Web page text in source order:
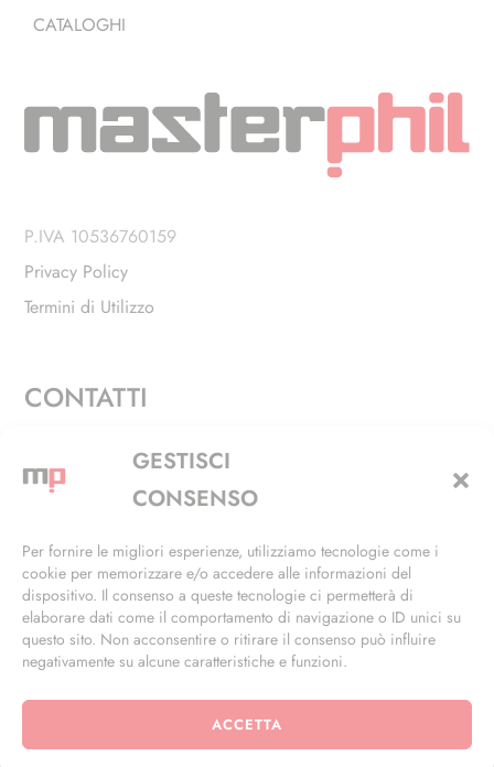
GESTISCI
CONSENSO
Per fornire le migliori esperienze, utilizziamo tecnologie come i
cookie per memorizzare e/o accedere alle informazioni del
dispositivo. Il consenso a queste tecnologie ci permetterà di
elaborare dati come il comportamento di navigazione o ID unici su
questo sito. Non acconsentire o ritirare il consenso può influire
negativamente su alcune caratteristiche e funzioni.
ACCETTA
CATALOGHI
P.IVA 10536760159
Privacy Policy
Termini di Utilizzo
CONTATTI
Via Alfieri, 27 - Trezzano Sul Naviglio (MI)
+39 02 4846 3155
info@masterphil.it